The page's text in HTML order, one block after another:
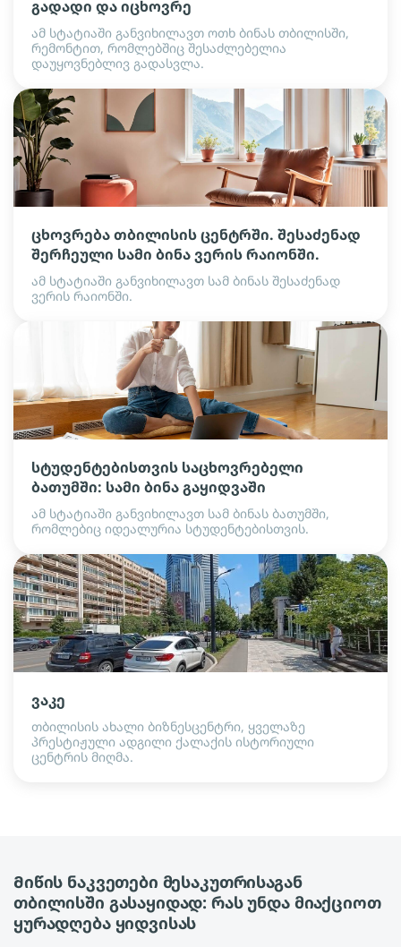
გადადი და იცხოვრე
ამ სტატიაში განვიხილავთ ოთხ ბინას თბილისში,
რემონტით, რომლებშიც შესაძლებელია
დაუყოვნებლივ გადასვლა.
ცხოვრება თბილისის ცენტრში. შესაძენად
შერჩეული სამი ბინა ვერის რაიონში.
ამ სტატიაში განვიხილავთ სამ ბინას შესაძენად
ვერის რაიონში.
სტუდენტებისთვის საცხოვრებელი
ბათუმში: სამი ბინა გაყიდვაში
ამ სტატიაში განვიხილავთ სამ ბინას ბათუმში,
რომლებიც იდეალურია სტუდენტებისთვის.
ვაკე
თბილისის ახალი ბიზნესცენტრი, ყველაზე
პრესტიჟული ადგილი ქალაქის ისტორიული
ცენტრის მიღმა.
Მიწის ნაკვეთები მესაკუთრისაგან
თბილისში გასაყიდად: რას უნდა მიაქციოთ
ყურადღება ყიდვისას